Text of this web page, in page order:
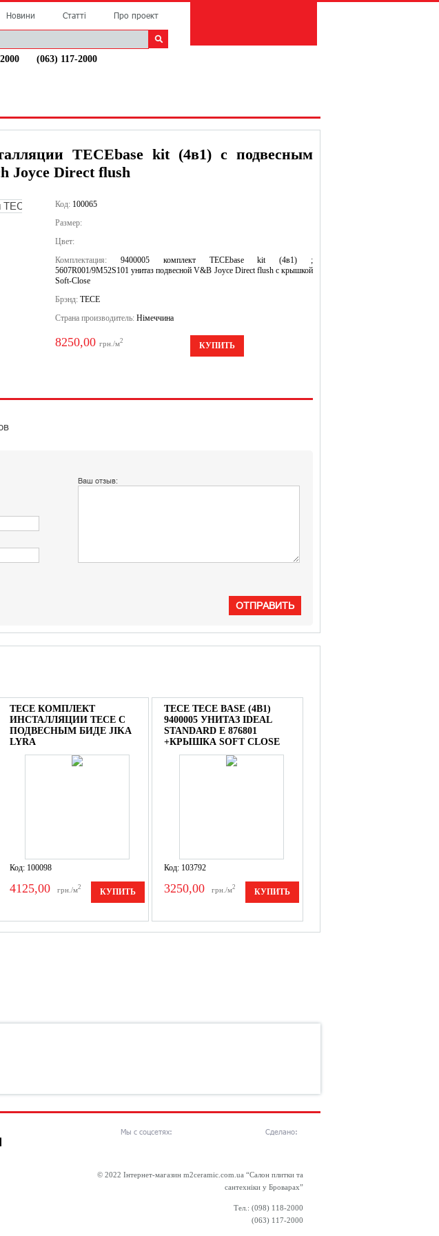
Новини Статті Про проект
(063) 117-2000
TECEbase kit (4в1) с подвесным
Joyce Direct flush
Код: 100065
Размер:
Цвет:
Комплектация: 9400005 комплект TECEbase kit (4в1) ;
5607R001/9M52S101 унитаз подвесной V&B Joyce Direct flush c крышкой
Soft-Close
Брэнд: TECE
Страна производитель: Німеччина
КУПИТЬ
8250,00 грн./м2
Ваш отзыв:
ОТПРАВИТЬ
TECE КОМПЛЕКТ
ИНСТАЛЛЯЦИИ TECE С
ПОДВЕСНЫМ БИДЕ JIKA
LYRA
Код: 100098
КУПИТЬ
4125,00 грн./м2
TECE TECE BASE (4В1)
9400005 УНИТАЗ IDEAL
STANDARD E 876801
+КРЫШКА SOFT CLOSE
Код: 103792
КУПИТЬ
3250,00 грн./м2
Сделано:
Мы с соцсетях:
© 2022 Інтернет-магазин m2ceramic.com.ua “Салон плитки та
сантехніки у Броварах”
Тел.: (098) 118-2000
(063) 117-2000